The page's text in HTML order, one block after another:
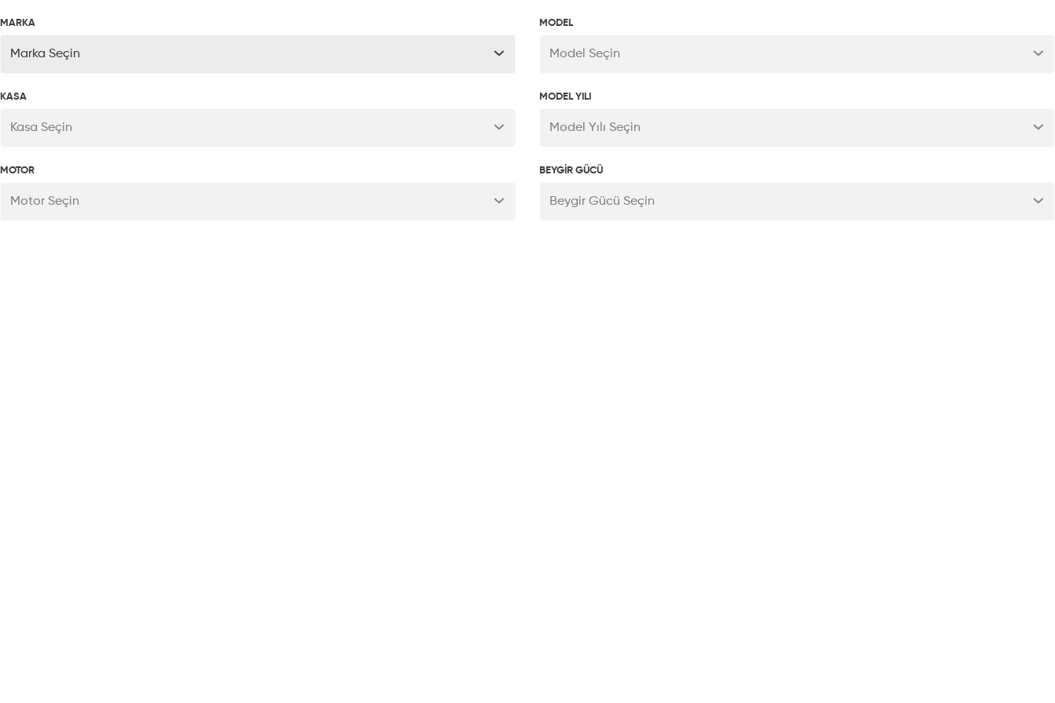
MARKA
Marka Seçin
MODEL
Model Seçin
KASA
Kasa Seçin
MODEL YILI
Model Yılı Seçin
MOTOR
Motor Seçin
BEYGİR GÜCÜ
Beygir Gücü Seçin